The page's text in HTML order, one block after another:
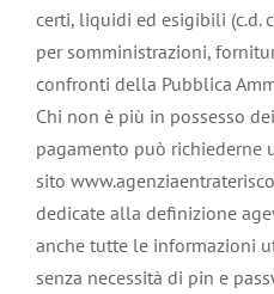
certi, liquidi ed esigibili (c.d.
per somministrazioni,
confronti della Pubblica
Chi non è più in possesso
pagamento può richiederne
sito
dedicate alla definizione
anche tutte le informazioni
senza necessità di pin e